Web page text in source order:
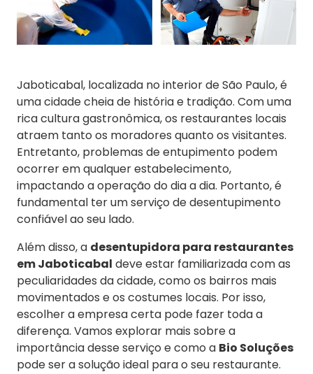
Jaboticabal, localizada no interior de São Paulo, é
uma cidade cheia de história e tradição. Com uma
rica cultura gastronômica, os restaurantes locais
atraem tanto os moradores quanto os visitantes.
Entretanto, problemas de entupimento podem
ocorrer em qualquer estabelecimento,
impactando a operação do dia a dia. Portanto, é
fundamental ter um serviço de desentupimento
confiável ao seu lado.
Além disso, a desentupidora para restaurantes
em Jaboticabal deve estar familiarizada com as
peculiaridades da cidade, como os bairros mais
movimentados e os costumes locais. Por isso,
escolher a empresa certa pode fazer toda a
diferença. Vamos explorar mais sobre a
importância desse serviço e como a Bio Soluções
pode ser a solução ideal para o seu restaurante.